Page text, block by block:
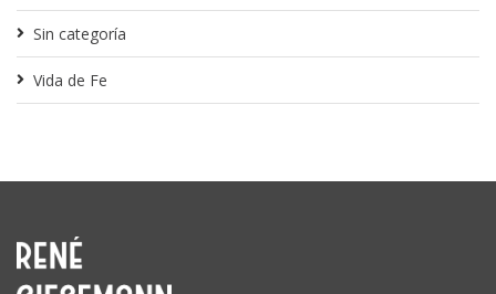
Sin categoría
Vida de Fe